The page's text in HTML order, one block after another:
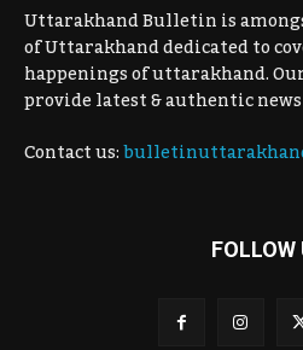
Uttarakhand Bulletin is
of Uttarakhand dedicated to
happenings of uttarakhand.
provide latest & authentic
Contact us:
FOLLOW